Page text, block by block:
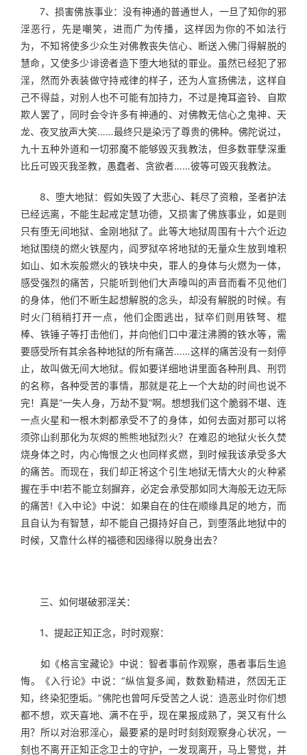
7、损害佛族事业：没有神通的普通世人，一旦了知你的邪
淫恶行，先是嘲笑，进而广为传播，这样因为你的不如法行
为，不知将使多少众生对佛教丧失信心、断送入佛门得解脱的
慧命，又使多少诽谤者造下堕大地狱的罪业。虽然已经犯了邪
淫，然而外表装做守持戒律的样子，还为人宣扬佛法，这样自
己不得益，对别人也不可能有加持力，不过是掩耳盗铃、自欺
欺人罢了，同时会令许多有神通的、对佛教无信心之鬼神、天
龙、夜叉放声大笑……最终只是染污了尊贵的佛种。佛陀说过，
九十五种外道和一切邪魔不能够毁灭我教法，但多数罪孽深重
比丘可毁灭我圣教，愚蠢者、贪欲者……彼等可毁灭我教法。
8、堕大地狱：假如失毁了大悲心、耗尽了资粮，圣者护法
已经远离，不能生起戒定慧功德，又损害了佛族事业，如是则
只有堕无间地狱、金刚地狱了。此等大地狱周围有十六个近边
地狱围绕的燃火铁屋内，阎罗狱卒将地狱的无量众生放到堆积
如山、如木炭般燃火的铁块中央，罪人的身体与火燃为一体，
感受强烈的痛苦，只能听到他们大声嚎叫的声音而看不见他们
的身体，他们不断生起想解脱的念头，却没有解脱的时候。有
时火门稍稍打开一点，他们企图逃出，狱卒们则用铁弩、棍
棒、铁锤子等打击他们，并向他们口中灌注沸腾的铁水等，需
要感受所有其余各种地狱的所有痛苦……这样的痛苦没有一刻停
止，故叫做无间大地狱。假如要详细地讲里面各种刑具、刑罚
的名称，各种受苦的事情，那就是花上一个大劫的时间也说不
完！真是“一失人身，万劫不复”啊。想想我们这个脆弱不堪、连
一点火星和一根木刺都承受不了的身体，如何去面对那可以将
须弥山刹那化为灰烬的熊熊地狱烈火？在难忍的地狱火长久焚
烧身体之时，内心悔恨之火也同样炙燃，到时候我该承受多大
的痛苦。而现在，我们却正将这个引生地狱无情大火的火种紧
握在手中!若不能立刻摒弃，必定会承受那如同大海般无边无际
的痛苦!《入中论》中说：如果自在的住在顺缘具足的地方，而
且自认为有智慧，却不能自己摄持好自己，到堕落此地狱中的
时候，又靠什么样的福德和因缘得以脱身出去？
三、如何堪破邪淫关：
1、提起正知正念，时时观察：
如《格言宝藏论》中说：智者事前作观察，愚者事后生追
悔。《入行论》中说：“纵信复多闻，数数勤精进，然因无正
知，终染犯堕垢。”佛陀也曾呵斥受苦之人说：造恶业时你们想
都不想，欢天喜地、满不在乎，现在果报成熟了，哭又有什么
用？所以对治邪淫心，最要紧的是时时刻刻观察身心状况，一
刻也不离开正知正念卫士的守护，一发现离开，马上警觉，并